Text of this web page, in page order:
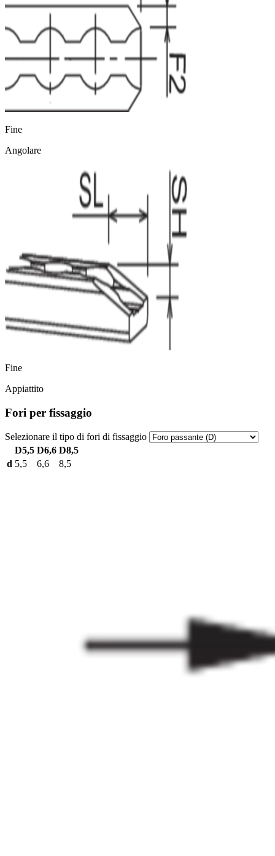
Fine
Angolare
Fine
Appiattito
Fori per fissaggio
Selezionare il tipo di fori di fissaggio
D5,5 D6,6 D8,5
d 5,5 6,6 8,5